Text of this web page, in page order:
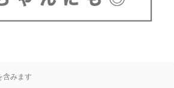
含みます